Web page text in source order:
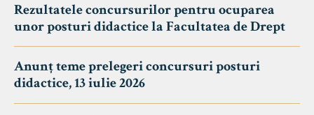
Rezultatele concursurilor pentru ocuparea
unor posturi didactice la Facultatea de Drept
Anunț teme prelegeri concursuri posturi
didactice, 13 iulie 2026